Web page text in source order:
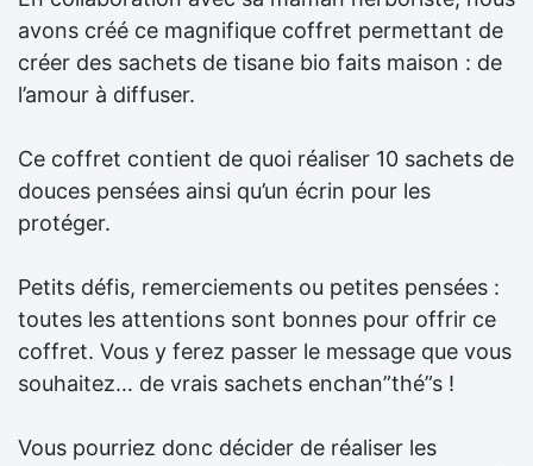
avons créé ce magnifique coffret permettant de
créer des sachets de tisane bio faits maison : de
l’amour à diffuser.
Ce coffret contient de quoi réaliser 10 sachets de
douces pensées ainsi qu’un écrin pour les
protéger.
Petits défis, remerciements ou petites pensées :
toutes les attentions sont bonnes pour offrir ce
coffret. Vous y ferez passer le message que vous
souhaitez… de vrais sachets enchan”thé”s !
Vous pourriez donc décider de réaliser les